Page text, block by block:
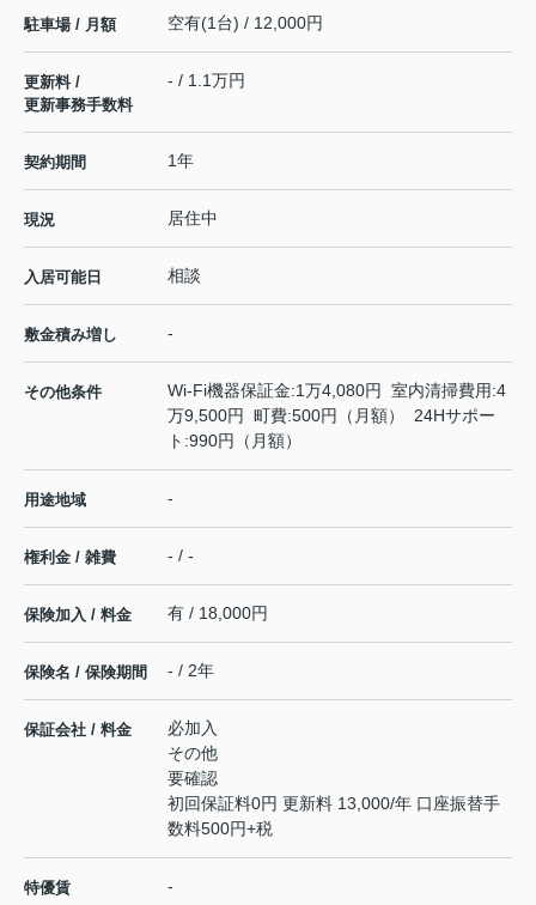
駐車場 / 月額 空有(1台) / 12,000円
更新料 /
更新事務手数料
- / 1.1万円
契約期間 1年
現況 居住中
入居可能日 相談
敷金積み増し -
その他条件
Wi-Fi機器保証金:1万4,080円 室内清掃費用:4
万9,500円 町費:500円（月額） 24Hサポー
ト:990円（月額）
用途地域 -
権利金 / 雑費 - / -
保険加入 / 料金 有 / 18,000円
保険名 / 保険期間 - / 2年
保証会社 / 料金
必加入
その他
要確認
初回保証料0円 更新料 13,000/年 口座振替手
数料500円+税
特優賃 -